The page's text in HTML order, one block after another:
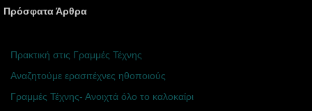
Πρόσφατα Άρθρα
Πρακτική στις Γραμμές Τέχνης
Αναζητούμε ερασιτέχνες ηθοποιούς
Γραμμές Τέχνης- Ανοιχτά όλο το καλοκαίρι